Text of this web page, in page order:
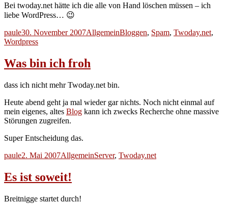
Bei twoday.net hätte ich die alle von Hand löschen müssen – ich
liebe WordPress… 😉
Autor
pauleVeröffentlicht
am
30. November 2007Kategorien
AllgemeinSchlagwörter
Bloggen, Spam, Twoday.net,
Wordpress
Was bin ich froh
dass ich nicht mehr Twoday.net bin.
Heute abend geht ja mal wieder gar nichts. Noch nicht einmal auf
mein eigenes, altes Blog kann ich zwecks Recherche ohne massive
Störungen zugreifen.
Super Entscheidung das.
Autor
pauleVeröffentlicht
2. Mai 2007Kategorien
AllgemeinSchlagwörter
Server, Twoday.net
Es ist soweit!
Breitnigge startet durch!